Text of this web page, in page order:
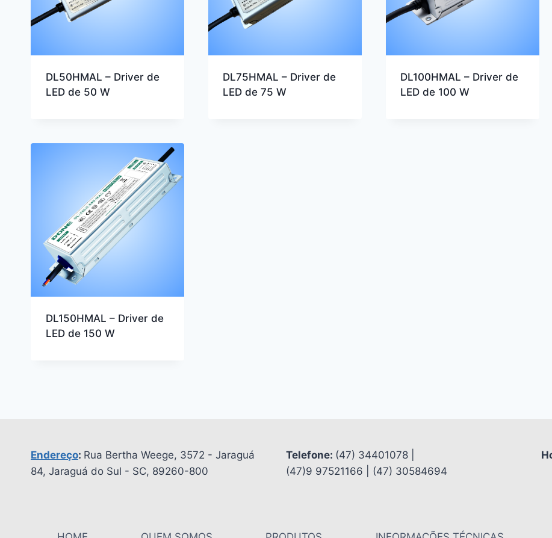
DL50HMAL – Driver de
LED de 50 W
DL75HMAL – Driver de
LED de 75 W
DL100HMAL – Driver de
LED de 100 W
DL150HMAL – Driver de
LED de 150 W
Endereço: Rua Bertha Weege, 3572 - Jaraguá
84, Jaraguá do Sul - SC, 89260-800
Telefone: (47) 34401078 |
(47)9 97521166 | (47) 30584694